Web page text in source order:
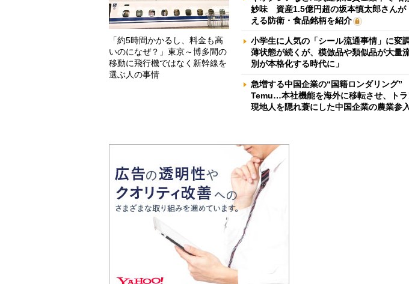
「約5時間かかるし、料金も高
いのになぜ？」東京～博多間の
移動に飛行機ではなく新幹線を
選ぶ人の事情
妙味 資産1.5億円超の坂本慎太郎さんが
える防衛・食品銘柄を紹介
小学生に人気の「シール流通事情」に
薄状態が続くが、模倣品や類似品が大
別が本格化する時代に」
急増する中国企業の“国籍ロンダリング”
Temu…本社機能を海外に移転させ、ト
現地人を隠れ蓑にした中国企業の農業参